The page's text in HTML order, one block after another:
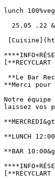
lunch
**Merci pour
Notre
laissez vos
**LUNCH
**BAR